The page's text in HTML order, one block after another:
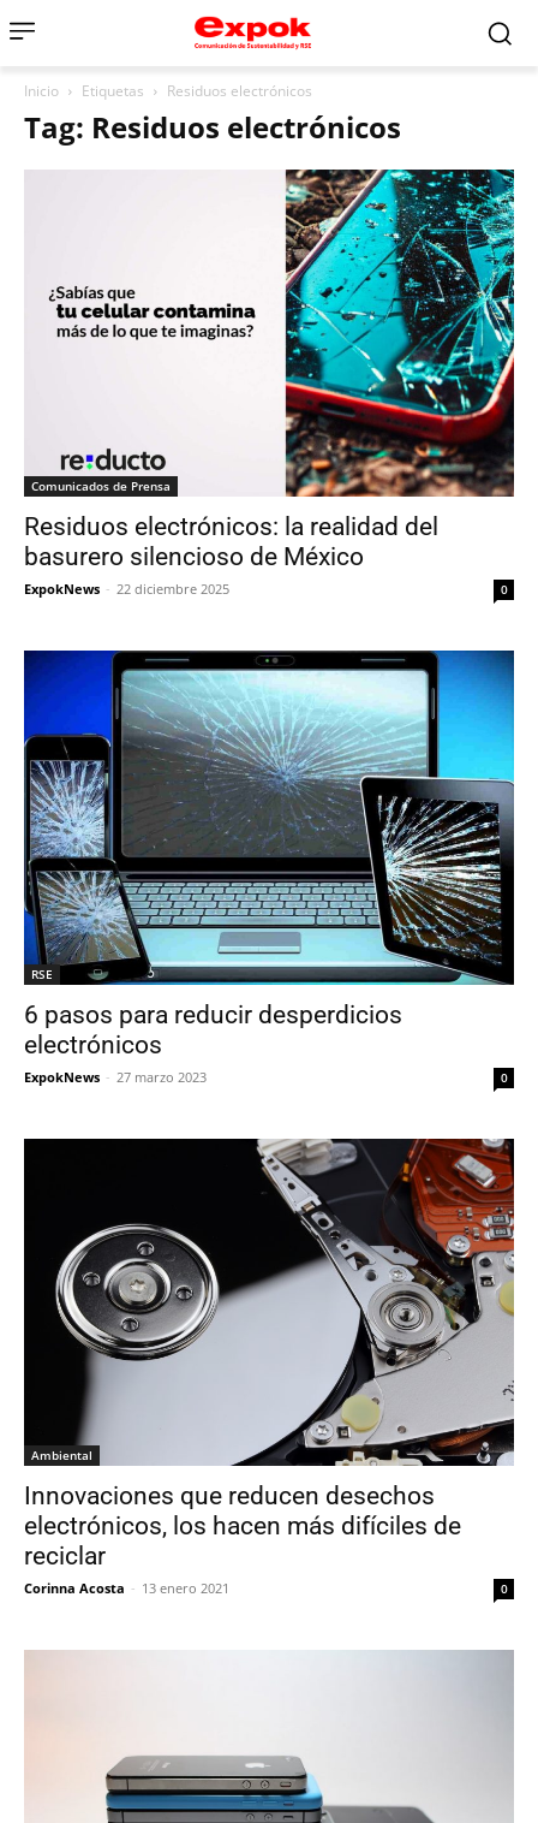
Inicio Etiquetas Residuos electrónicos
Tag: Residuos electrónicos
Comunicados de Prensa
Residuos electrónicos: la realidad del
basurero silencioso de México
ExpokNews - 22 diciembre 2025 0
RSE
6 pasos para reducir desperdicios
electrónicos
ExpokNews - 27 marzo 2023 0
Ambiental
Innovaciones que reducen desechos
electrónicos, los hacen más difíciles de
reciclar
Corinna Acosta - 13 enero 2021 0